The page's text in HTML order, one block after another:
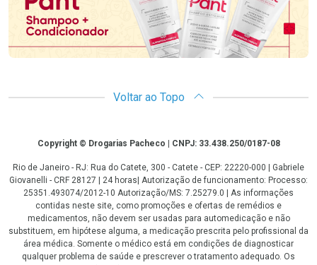
Voltar ao Topo
CopyrightCopyright © Drogarias Pacheco | CNPJ: 33.438.250/0187-08
Rio de Janeiro - RJ: Rua do Catete, 300 - Catete - CEP: 22220-000 | Gabriele
Giovanelli - CRF 28127 | 24 horas| Autorização de funcionamento: Processo:
25351.493074/2012-10 Autorização/MS: 7.25279.0 | As informações
contidas neste site, como promoções e ofertas de remédios e
medicamentos, não devem ser usadas para automedicação e não
substituem, em hipótese alguma, a medicação prescrita pelo profissional da
área médica. Somente o médico está em condições de diagnosticar
qualquer problema de saúde e prescrever o tratamento adequado. Os